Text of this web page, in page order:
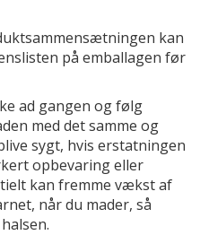
kan
på emballagen før
ad gangen og følg
med det samme og
sygt, hvis erstatningen
opbevaring eller
kan fremme vækst af
når du mader, så